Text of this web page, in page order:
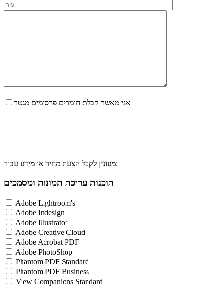
אני מאשר קבלת חומרים פרסומים מגטר
מעונין לקבל הצעת מחיר או מידע עבור:
תוכנות עריכת תמונות ומסמכים
Adobe Lightroom's
Adobe Indesign
Adobe Illustrator
Adobe Creative Cloud
Adobe Acrobat PDF
Adobe PhotoShop
Phantom PDF Standard
Phantom PDF Business
View Companions Standard